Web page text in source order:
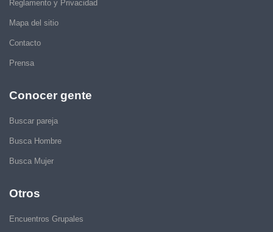
Reglamento y Privacidad
Mapa del sitio
Contacto
Prensa
Conocer gente
Buscar pareja
Busca Hombre
Busca Mujer
Otros
Encuentros Grupales